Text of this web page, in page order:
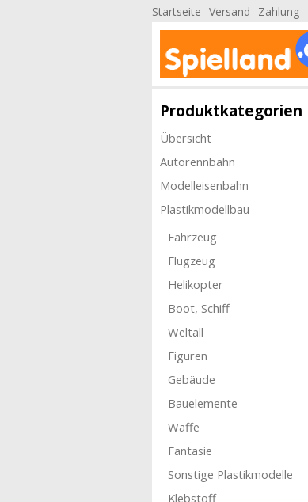
Startseite Versand Zahlung
Produktkategorien
Übersicht
Autorennbahn
Modelleisenbahn
Plastikmodellbau
Fahrzeug
Flugzeug
Helikopter
Boot, Schiff
Weltall
Figuren
Gebäude
Bauelemente
Waffe
Fantasie
Sonstige Plastikmodelle
Klebstoff